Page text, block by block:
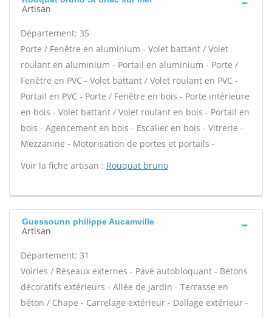
Artisan
Département: 35
Porte / Fenêtre en aluminium - Volet battant / Volet
roulant en aluminium - Portail en aluminium - Porte /
Fenêtre en PVC - Volet battant / Volet roulant en PVC -
Portail en PVC - Porte / Fenêtre en bois - Porte intérieure
en bois - Volet battant / Volet roulant en bois - Portail en
bois - Agencement en bois - Escalier en bois - Vitrerie -
Mezzanine - Motorisation de portes et portails -
Voir la fiche artisan : Rouquat bruno
Guessounn philippe Aucamville
Artisan
Département: 31
Voiries / Réseaux externes - Pavé autobloquant - Bétons
décoratifs extérieurs - Allée de jardin - Terrasse en
béton / Chape - Carrelage extérieur - Dallage extérieur -